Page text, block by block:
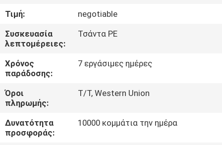
ΕΛΆΤΕ
ΣΕ
ΕΠΑΦΉ
ΜΕ
ΖΗΤΉΣΤΕ
ΈΝΑ
ΑΠΌΣΠΑΣΜΑ
Τιμή:
negotiable
Συσκευασία
λεπτομέρειες:
Τσάντα PE
Χρόνος
παράδοσης:
7 εργάσιμες ημέρες
Όροι
πληρωμής:
T/T, Western Union
Δυνατότητα
προσφοράς:
10000 κομμάτια την ημέρα